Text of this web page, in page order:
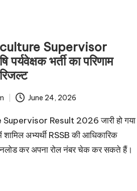
Supervisor
भर्ती का परिणाम
June 24, 2026
Result 2026 जारी हो गया
में शामिल अभ्यर्थी RSSB की आधिकारिक
कर अपना रोल नंबर चेक कर सकते हैं।